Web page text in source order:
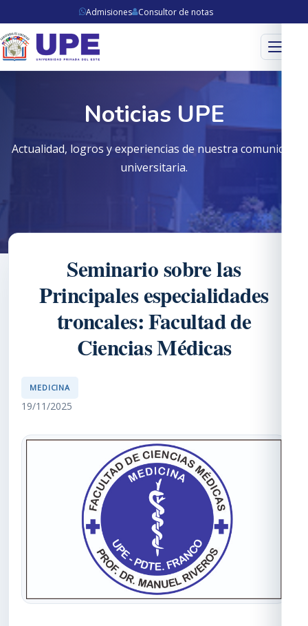
Admisiones Consultor de notas
Menú
Noticias UPE
Actualidad, logros y experiencias de nuestra comunidad
universitaria.
Seminario sobre las
Principales especialidades
troncales: Facultad de
Ciencias Médicas
MEDICINA
19/11/2025